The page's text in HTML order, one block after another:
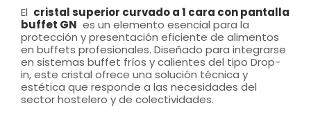
El cristal superior curvado a 1 cara con pantalla
buffet GN es un elemento esencial para la
protección y presentación eficiente de alimentos
en buffets profesionales. Diseñado para integrarse
en sistemas buffet fríos y calientes del tipo Drop-
in, este cristal ofrece una solución técnica y
estética que responde a las necesidades del
sector hostelero y de colectividades.